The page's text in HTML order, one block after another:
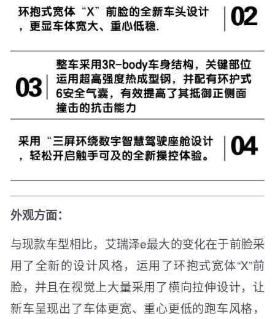
外观方面：
与现款车型相比，艾瑞泽e最大的变化在于前脸采
用了全新的设计风格，运用了环抱式宽体“X”前
脸，并且在视觉上大量采用了横向拉伸设计，让
新车呈现出了车体更宽、重心更低的跑车风格，